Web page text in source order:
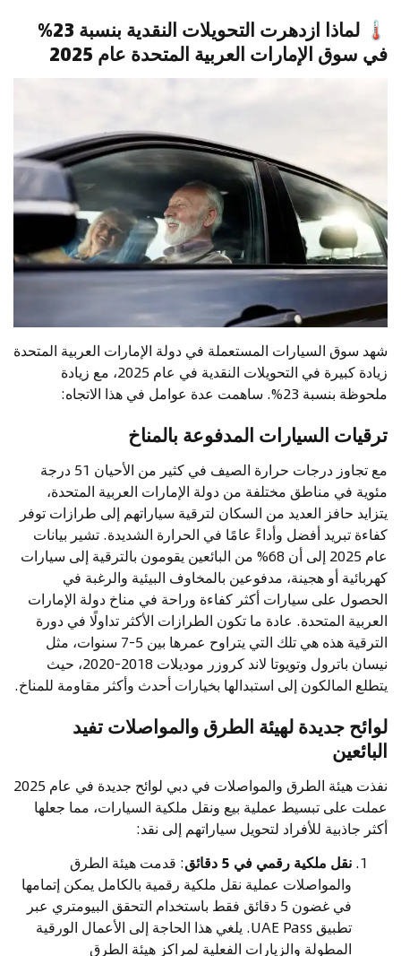
🌡
لماذا ازدهرت التحويلات النقدية بنسبة 23%
في سوق الإمارات العربية المتحدة عام 2025
شهد سوق السيارات المستعملة في دولة الإمارات العربية المتحدة
زيادة كبيرة في التحويلات النقدية في عام 2025، مع زيادة
ملحوظة بنسبة 23%. ساهمت عدة عوامل في هذا الاتجاه:
ترقيات السيارات المدفوعة بالمناخ
مع تجاوز درجات حرارة الصيف في كثير من الأحيان 51 درجة
مئوية في مناطق مختلفة من دولة الإمارات العربية المتحدة،
يتزايد حافز العديد من السكان لترقية سياراتهم إلى طرازات توفر
كفاءة تبريد أفضل وأداءً عامًا في الحرارة الشديدة. تشير بيانات
عام 2025 إلى أن 68% من البائعين يقومون بالترقية إلى سيارات
كهربائية أو هجينة، مدفوعين بالمخاوف البيئية والرغبة في
الحصول على سيارات أكثر كفاءة وراحة في مناخ دولة الإمارات
العربية المتحدة. عادة ما تكون الطرازات الأكثر تداولًا في دورة
الترقية هذه هي تلك التي يتراوح عمرها بين 5-7 سنوات، مثل
نيسان باترول وتويوتا لاند كروزر موديلات 2018-2020، حيث
يتطلع المالكون إلى استبدالها بخيارات أحدث وأكثر مقاومة للمناخ.
لوائح جديدة لهيئة الطرق والمواصلات تفيد
البائعين
نفذت هيئة الطرق والمواصلات في دبي لوائح جديدة في عام 2025
عملت على تبسيط عملية بيع ونقل ملكية السيارات، مما جعلها
أكثر جاذبية للأفراد لتحويل سياراتهم إلى نقد:
نقل ملكية رقمي في 5 دقائق
: قدمت هيئة الطرق
والمواصلات عملية نقل ملكية رقمية بالكامل يمكن إتمامها
في غضون 5 دقائق فقط باستخدام التحقق البيومتري عبر
تطبيق UAE Pass. يلغي هذا الحاجة إلى الأعمال الورقية
المطولة والزيارات الفعلية لمراكز هيئة الطرق